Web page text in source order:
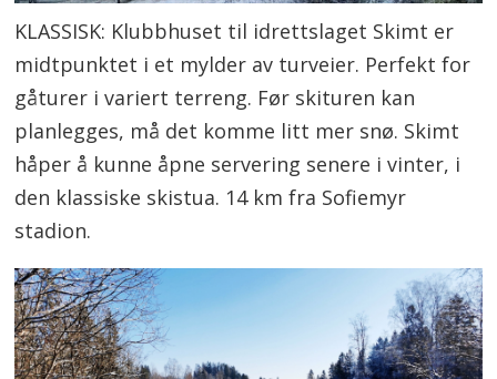
KLASSISK: Klubbhuset til idrettslaget Skimt er
midtpunktet i et mylder av turveier. Perfekt for
gåturer i variert terreng. Før skituren kan
planlegges, må det komme litt mer snø. Skimt
håper å kunne åpne servering senere i vinter, i
den klassiske skistua. 14 km fra Sofiemyr
stadion.